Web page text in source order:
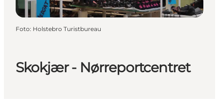
Skokjær - Nørreportcentret
Foto: Holstebro Turistbureau